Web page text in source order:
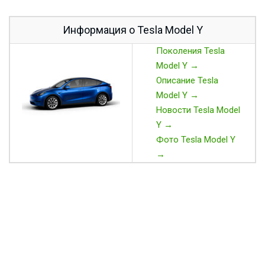
Информация о Tesla Model Y
Поколения Tesla
Model Y →
Описание Tesla
Model Y →
Новости Tesla Model
Y →
Фото Tesla Model Y
→